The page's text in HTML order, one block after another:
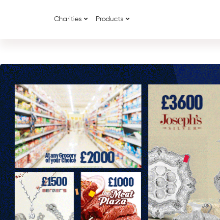
Charities Products
{